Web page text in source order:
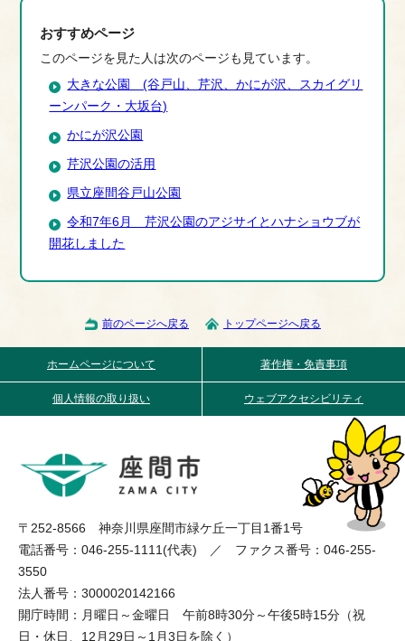
おすすめページ
このページを見た人は次のページも見ています。
大きな公園 (谷戸山、芹沢、かにが沢、スカイグリ
ーンパーク・大坂台)
かにが沢公園
芹沢公園の活用
県立座間谷戸山公園
令和7年6月 芹沢公園のアジサイとハナショウブが
開花しました
前のページへ戻る トップページへ戻る
ホームページについて 著作権・免責事項
個人情報の取り扱い ウェブアクセシビリティ
〒252-8566 神奈川県座間市緑ケ丘一丁目1番1号
電話番号：046-255-1111(代表) ／ ファクス番号：046-255-
3550
法人番号：3000020142166
開庁時間：月曜日～金曜日 午前8時30分～午後5時15分（祝
日・休日、12月29日～1月3日を除く）